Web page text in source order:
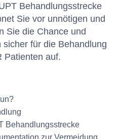
Behandlungsstrecke
Sie vor unnötigen und
Sie die Chance und
für die Behandlung
Patienten auf.
Behandlungsstrecke
zur Vermeidung